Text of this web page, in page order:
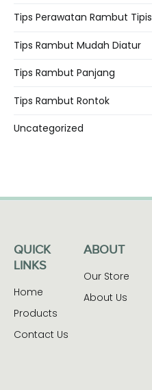
Tips Perawatan Rambut Tipis
Tips Rambut Mudah Diatur
Tips Rambut Panjang
Tips Rambut Rontok
Uncategorized
QUICK
LINKS
Home
Products
Contact Us
ABOUT
Our Store
About Us